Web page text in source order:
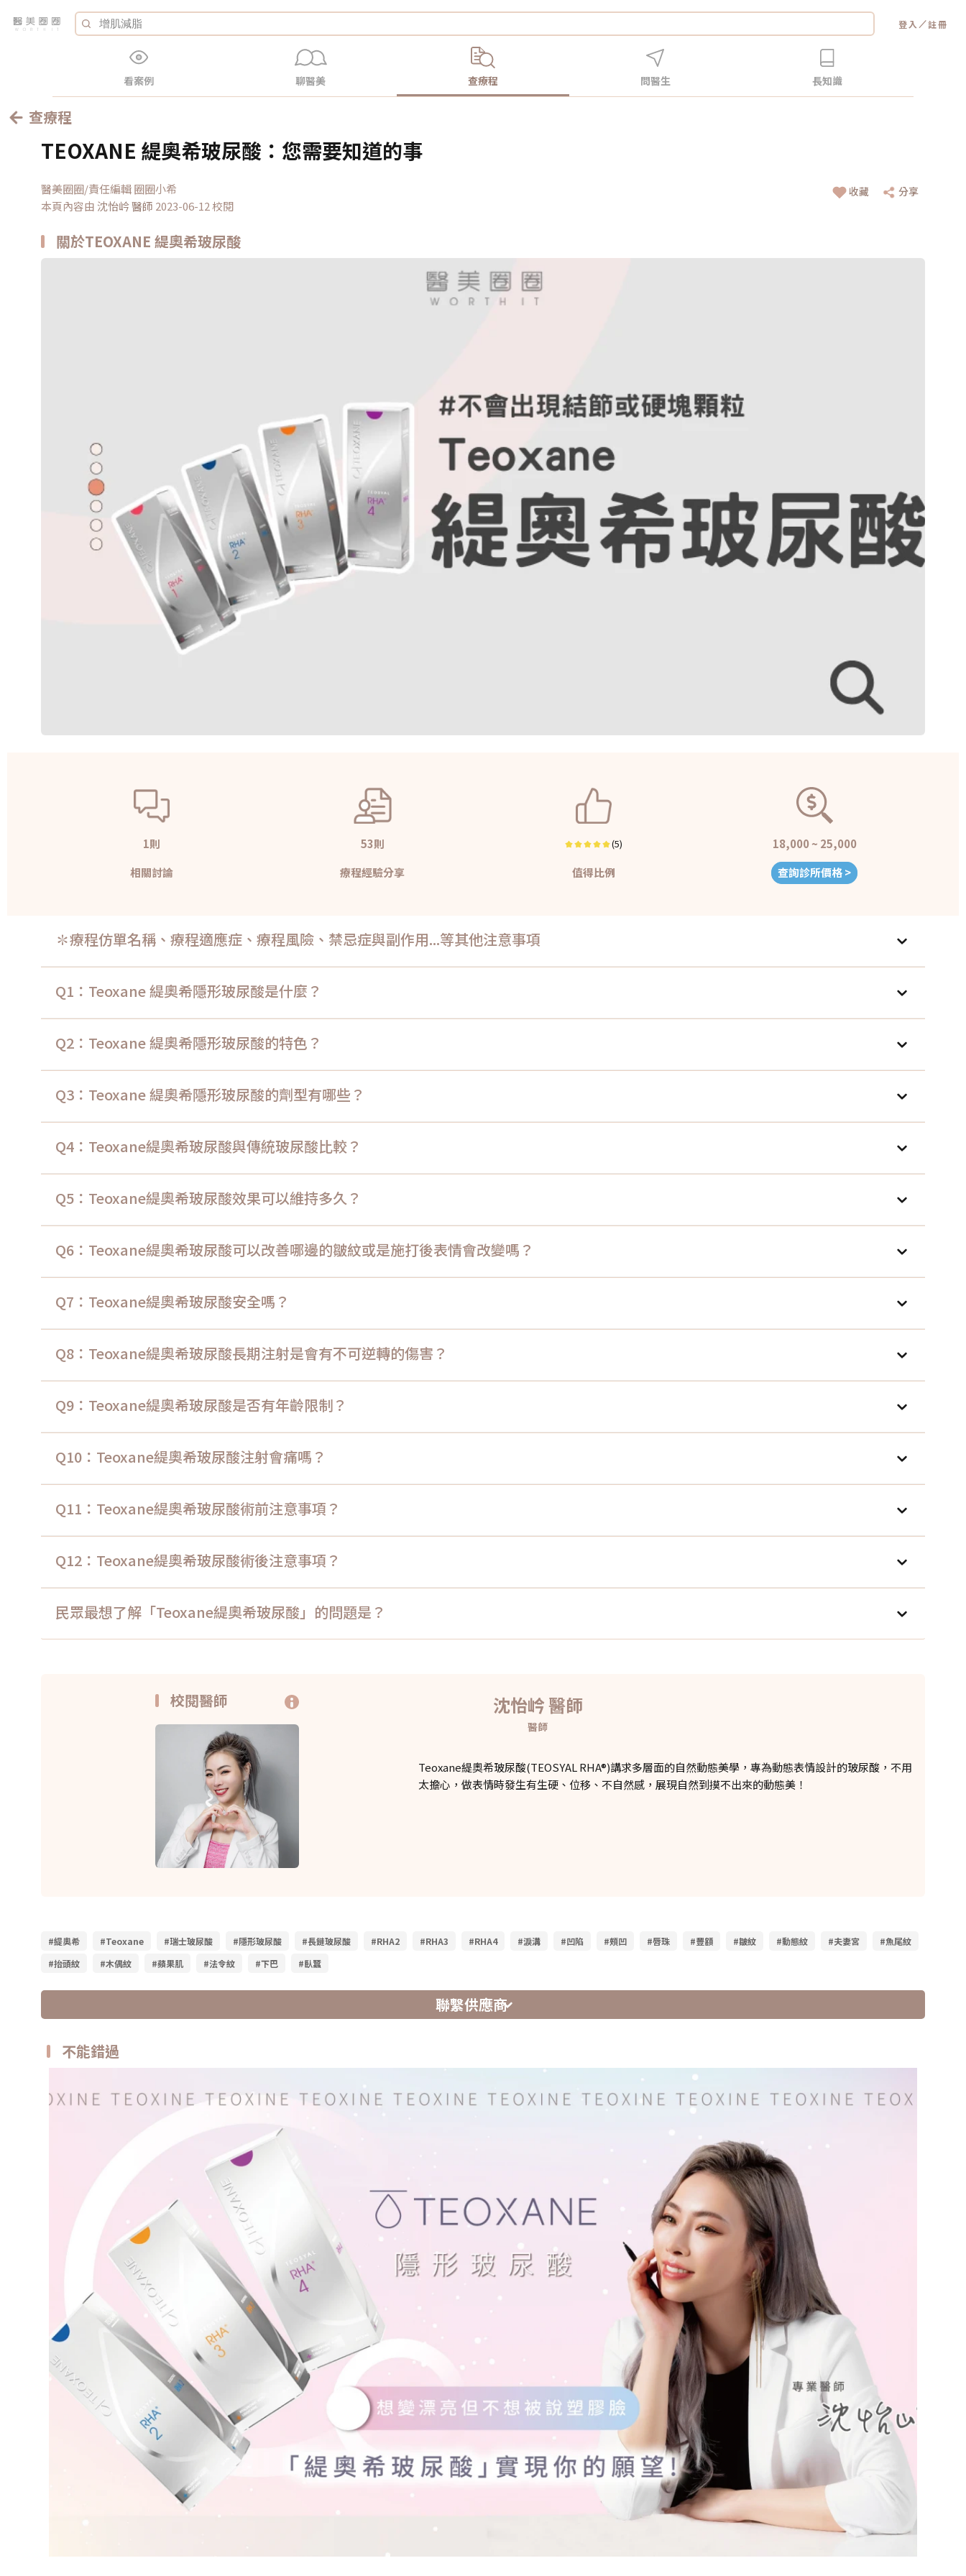
登入 ／註冊
看案例 聊醫美 查療程 問醫生 長知識
查療程
TEOXANE 緹奧希玻尿酸：您需要知道的事
醫美圈圈/責任編輯 圈圈小希
本頁內容由 沈怡岒醫師 2023-06-12 校閱
收藏 分享
關於TEOXANE 緹奧希玻尿酸
1則
相關討論
53則
療程經驗分享
(5)
值得比例
18,000 ~ 25,000
查詢診所價格 >
✽療程仿單名稱、療程適應症、療程風險、禁忌症與副作用...等其他注意事項
Q1：Teoxane 緹奧希隱形玻尿酸是什麼？
Q2：Teoxane 緹奧希隱形玻尿酸的特色？
Q3：Teoxane 緹奧希隱形玻尿酸的劑型有哪些？
Q4：Teoxane緹奧希玻尿酸與傳統玻尿酸比較？
Q5：Teoxane緹奧希玻尿酸效果可以維持多久？
Q6：Teoxane緹奧希玻尿酸可以改善哪邊的皺紋或是施打後表情會改變嗎？
Q7：Teoxane緹奧希玻尿酸安全嗎？
Q8：Teoxane緹奧希玻尿酸長期注射是會有不可逆轉的傷害？
Q9：Teoxane緹奧希玻尿酸是否有年齡限制？
Q10：Teoxane緹奧希玻尿酸注射會痛嗎？
Q11：Teoxane緹奧希玻尿酸術前注意事項？
Q12：Teoxane緹奧希玻尿酸術後注意事項？
民眾最想了解「Teoxane緹奧希玻尿酸」的問題是？
校閱醫師 沈怡岒 醫師
醫師
Teoxane緹奧希玻尿酸(TEOSYAL RHA®)講求多層面的自然動態美學，專為動態表情設計的玻尿酸，不用
太擔心，做表情時發生有生硬、位移、不自然感，展現自然到摸不出來的動態美！
#緹奧希 #Teoxane #瑞士玻尿酸 #隱形玻尿酸 #長鏈玻尿酸 #RHA2 #RHA3 #RHA4 #淚溝 #凹陷 #頰凹 #唇珠 #豐額 #皺紋 #動態紋 #夫妻宮
#魚尾紋
#抬頭紋
#木偶紋 #蘋果肌 #法令紋 #下巴 #臥蠶
聯繫供應商
不能錯過